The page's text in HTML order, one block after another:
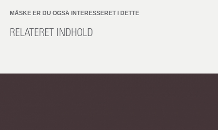
MÅSKE ER DU OGSÅ INTERESSERET I DETTE
RELATERET INDHOLD